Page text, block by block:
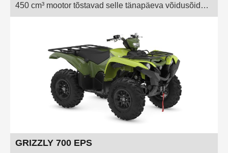
450 cm³ mootor tõstavad selle tänapäeva võidusõidu
tipp-ATV-de hulka, pakkudes professionaalset
GRIZZLY 700 EPS